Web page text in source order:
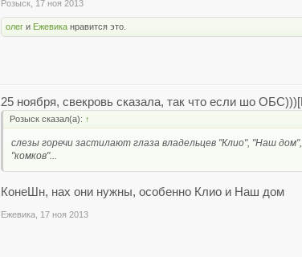
Розыск 17 ноя 2013
олег и Ежевика нравится это.
25 ноября, свекровь сказала, так что если шо
Розыск сказал(а): ↑
слезы горечи застилают глаза владельцев "Клио", "Наш
"комков"...
КонеШн, нах они нужны, особенно Клио и Наш дом
Ежевика 17 ноя 2013